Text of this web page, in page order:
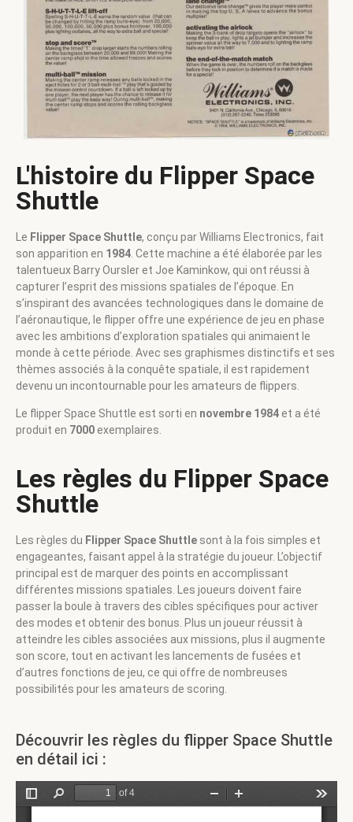
L'histoire du Flipper Space
Shuttle
Le Flipper Space Shuttle, conçu par Williams Electronics, fait
son apparition en 1984 . Cette machine a été élaborée par les
talentueux Barry Oursler et Joe Kaminkow, qui ont réussi à
capturer l’esprit des missions spatiales de l’époque. En
s’inspirant des avancées technologiques dans le domaine de
l’aéronautique, le flipper offre une expérience de jeu en phase
avec les ambitions d’exploration spatiales qui animaient le
monde à cette période. Avec ses graphismes distinctifs et ses
thèmes associés à la conquête spatiale, il est rapidement
devenu un incontournable pour les amateurs de flippers.
Le flipper Space Shuttle est sorti en novembre 1984 et a été
produit en 7000 exemplaires.
Les règles du Flipper Space
Shuttle
Les règles du Flipper Space Shuttle sont à la fois simples et
engageantes, faisant appel à la stratégie du joueur. L’objectif
principal est de marquer des points en accomplissant
différentes missions spatiales. Les joueurs doivent faire
passer la boule à travers des cibles spécifiques pour activer
des modes et obtenir des bonus. Plus un joueur réussit à
atteindre les cibles associées aux missions, plus il augmente
son score, tout en activant les lancements de fusées et
d’autres fonctions de jeu, ce qui offre de nombreuses
possibilités pour les amateurs de scoring.
Découvrir les règles du flipper Space Shuttle
en détail ici :